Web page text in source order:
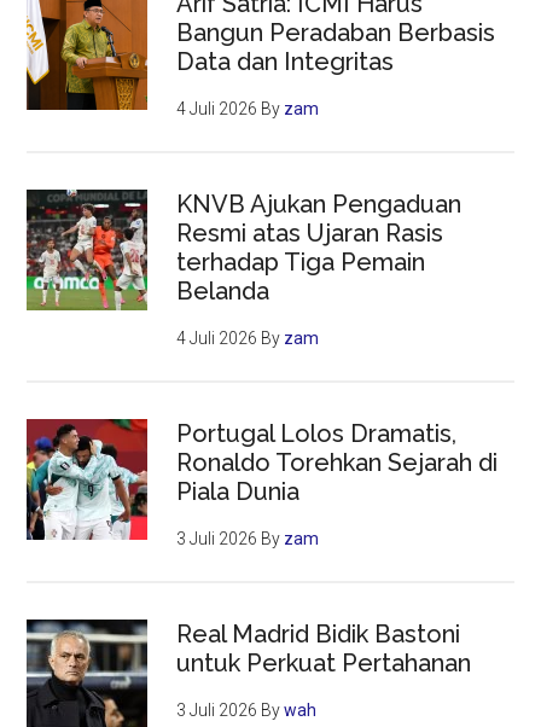
Bangun Peradaban Berbasis
Data dan Integritas
4 Juli 2026 By zam
KNVB Ajukan Pengaduan
Resmi atas Ujaran Rasis
terhadap Tiga Pemain
Belanda
4 Juli 2026 By zam
Portugal Lolos Dramatis,
Ronaldo Torehkan Sejarah di
Piala Dunia
3 Juli 2026 By zam
Real Madrid Bidik Bastoni
untuk Perkuat Pertahanan
3 Juli 2026 Bywah